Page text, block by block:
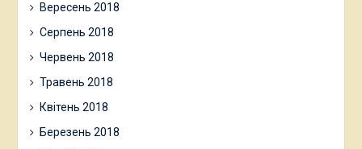
Вересень 2018
Серпень 2018
Червень 2018
Травень 2018
Квітень 2018
Березень 2018